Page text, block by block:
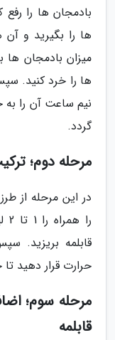
بادمجان ها را
ها را بگیرید و
میزان بادمجان
ها را خرد کنید.
نیم ساعت آن را به
گردد.
مرحله دوم؛
در این مرحله از
قابلمه بریزید.
حرارت قرار دهید
مرحله سوم؛
قابلمه